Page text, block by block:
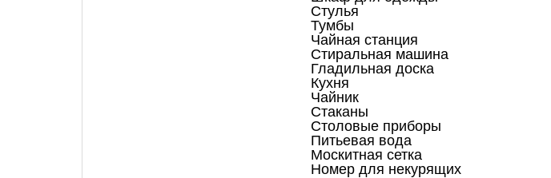
Стулья
Тумбы
Чайная станция
Стиральная машина
Гладильная доска
Кухня
Чайник
Стаканы
Столовые приборы
Питьевая вода
Москитная сетка
Номер для некурящих